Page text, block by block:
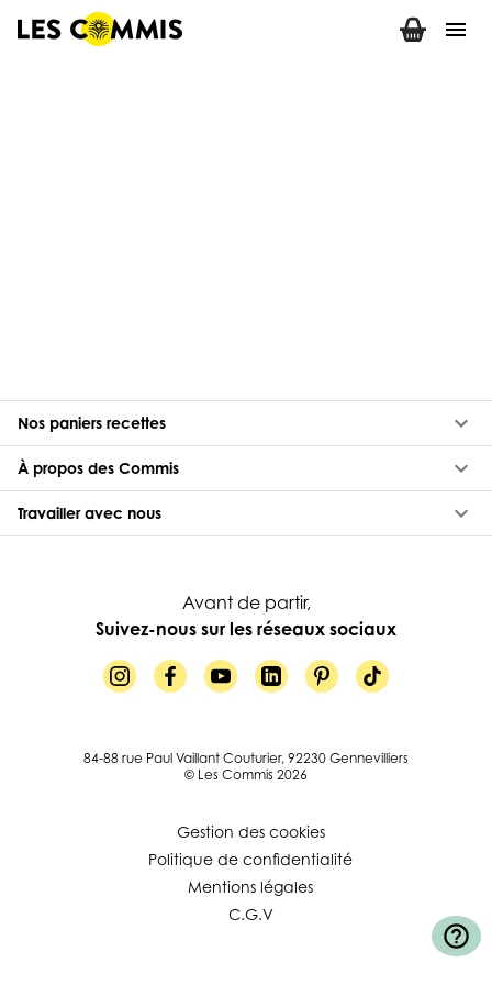
menu
Nos paniers recettes keyboard_arrow_down
À propos des Commis keyboard_arrow_down
Travailler avec nous keyboard_arrow_down
Avant de partir,
Suivez-nous sur les réseaux sociaux
84-88 rue Paul Vaillant Couturier, 92230 Gennevilliers
© Les Commis 2026
Gestion des cookies
Politique de confidentialité
Mentions légales
C.G.V
help_outline